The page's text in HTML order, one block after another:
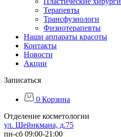
Терапевты
Трансфузиологи
Физиотерапевты
Наши аппараты красоты
Контакты
Новости
Акции
Записаться
0 Корзина
Отделение косметологии
ул. Шейнкмана, д.75
пн-сб 09:00-21:00